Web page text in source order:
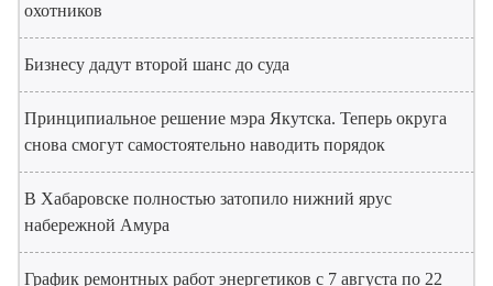
охотников
Бизнесу дадут второй шанс до суда
Принципиальное решение мэра Якутска. Теперь округа
снова смогут самостоятельно наводить порядок
В Хабаровске полностью затопило нижний ярус
набережной Амура
График ремонтных работ энергетиков с 7 августа по 22